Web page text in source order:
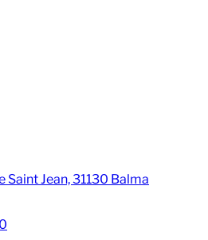
Saint Jean, 31130 Balma